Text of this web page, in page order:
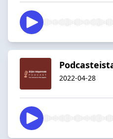
2022-04-28